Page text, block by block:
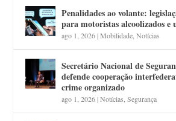
Penalidades ao volante:
para motoristas alcoolizados e
ago 1, 2026|Mobilidade ,Notícias
Secretário Nacional de
defende cooperação
crime organizado
ago 1, 2026|Notícias ,Segurança